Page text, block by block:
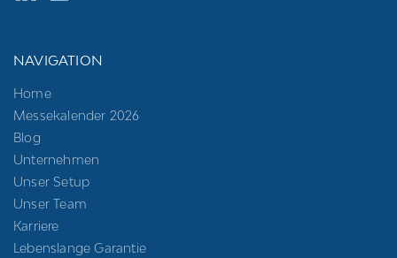
NAVIGATION
Home
Messekalender 2026
Blog
Unternehmen
Unser Setup
Unser Team
Karriere
Lebenslange Garantie